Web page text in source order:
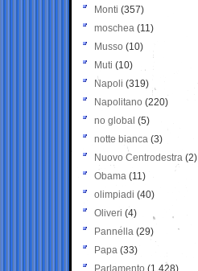
Monti (357)
moschea (11)
Musso (10)
Muti (10)
Napoli (319)
Napolitano (220)
no global (5)
notte bianca (3)
Nuovo Centrodestra (2)
Obama (11)
olimpiadi (40)
Oliveri (4)
Pannella (29)
Papa (33)
Parlamento (1.428)